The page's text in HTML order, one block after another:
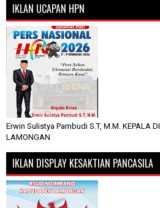
IKLAN UCAPAN HPN
Erwin Sulistya Pambudi S.T, M.M. KEPALA
LAMONGAN
IKLAN DISPLAY KESAKTIAN PANCASILA